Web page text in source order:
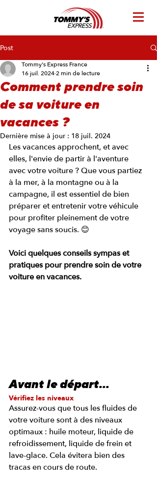
Post
Comment prendre soin
de sa voiture en
vacances ?
Tommy's Express France
16 juil. 20242 min de lecture
Dernière mise à jour : 18 juil. 2024
Les vacances approchent, et avec
elles, l'envie de partir à l'aventure
avec votre voiture ? Que vous partiez
à la mer, à la montagne ou à la
campagne, il est essentiel de bien
préparer et entretenir votre véhicule
pour profiter pleinement de votre
voyage sans soucis. 😊
Voici quelques conseils sympas et
pratiques pour prendre soin de votre
voiture en vacances.
Avant le départ...
Vérifiez les niveaux
Assurez-vous que tous les fluides de
votre voiture sont à des niveaux
optimaux : huile moteur, liquide de
refroidissement, liquide de frein et
lave-glace. Cela évitera bien des
tracas en cours de route.